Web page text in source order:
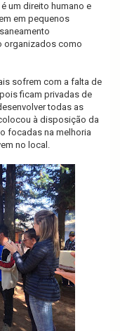
um direito humano e
em pequenos
organizados como
sofrem com a falta de
ficam privadas de
todas as
à disposição da
focadas na melhoria
no local.